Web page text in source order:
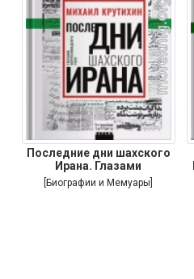
Последние дни шахского
Ирана. Глазами
[Биографии и Мемуары]